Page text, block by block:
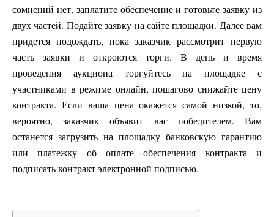
сомнений нет, заплатите обеспечение и готовьте заявку из
двух частей. Подайте заявку на сайте площадки. Далее вам
придется подождать, пока заказчик рассмотрит первую
часть заявки и откроются торги. В день и время
проведения аукциона торгуйтесь на площадке с
участниками в режиме онлайн, пошагово снижайте цену
контракта. Если ваша цена окажется самой низкой, то,
вероятно, заказчик объявит вас победителем. Вам
останется загрузить на площадку банковскую гарантию
или платежку об оплате обеспечения контракта и
подписать контракт электронной подписью.